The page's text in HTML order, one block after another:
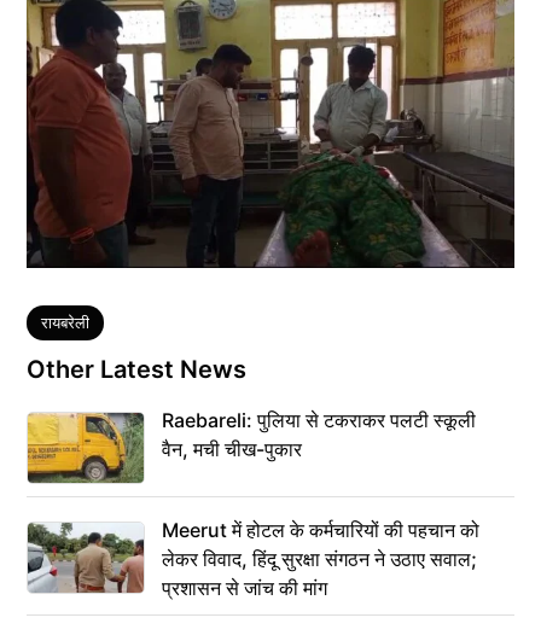
Tags
रायबरेली
Other Latest News
Raebareli: पुलिया से टकराकर पलटी स्कूली
वैन, मची चीख-पुकार
Meerut में होटल के कर्मचारियों की पहचान को
लेकर विवाद, हिंदू सुरक्षा संगठन ने उठाए सवाल;
प्रशासन से जांच की मांग